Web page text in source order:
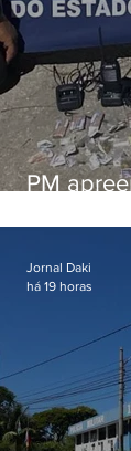
PM
Jornal Daki
há 19 horas